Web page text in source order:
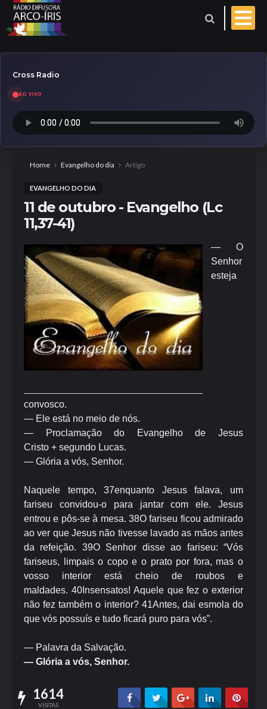
Esporte
Geral
Polícia
Aniversariantes
Coberturas
Paróquia
Cross Radio
AO VIVO
Home Evangelho do dia Artigo
EVANGELHO DO DIA
11 de outubro - Evangelho (Lc
11,37-41)
— O
Senhor
esteja
convosco.
— Ele está no meio de nós.
— Proclamação do Evangelho de Jesus
Cristo + segundo Lucas.
— Glória a vós, Senhor.
Naquele tempo,37enquanto Jesus falava, um
fariseu convidou-o para jantar com ele. Jesus
entrou e pôs-se à mesa. 38O fariseu ficou admirado
ao ver que Jesus não tivesse lavado as mãos antes
da refeição. 39O Senhor disse ao fariseu: “Vós
fariseus, limpais o copo e o prato por fora, mas o
vosso interior está cheio de roubos e
maldades. 40Insensatos! Aquele que fez o exterior
não fez também o interior? 41Antes, dai esmola do
que vós possuís e tudo ficará puro para vós”.
— Palavra da Salvação.
— Glória a vós, Senhor.
1614
VISITAS